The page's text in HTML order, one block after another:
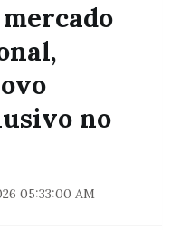
no
05:33:00 AM